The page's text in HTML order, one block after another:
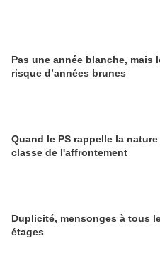
Pas une année blanche, mais
risque d’années brunes
Quand le PS rappelle la nature
classe de l'affrontement
Duplicité, mensonges à tous
étages